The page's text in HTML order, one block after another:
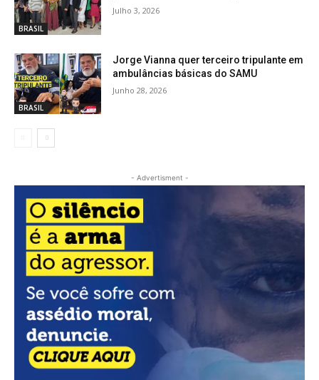
BRASIL
Julho 3, 2026
BRASIL
Jorge Vianna quer terceiro tripulante em
ambulâncias básicas do SAMU
Junho 28, 2026
- Advertisment -